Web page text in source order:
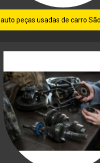
auto peças usadas de carro